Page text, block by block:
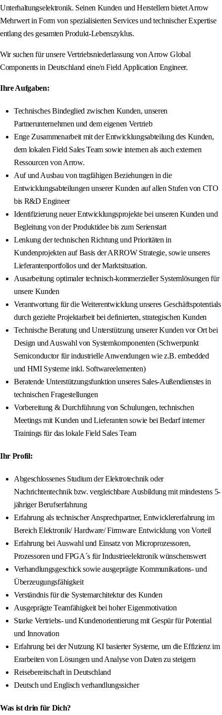
Unterhaltungselektronik. Seinen Kunden und Herstellern bietet Arrow
Mehrwert in Form von spezialisierten Services und technischer Expertise
entlang des gesamten Produkt-Lebenszyklus.
Wir suchen für unsere Vertriebsniederlassung von Arrow Global
Components in Deutschland eine/n Field Application Engineer.
Ihre Aufgaben:
Technisches Bindeglied zwischen Kunden, unseren
Partnerunternehmen und dem eigenen Vertrieb
Enge Zusammenarbeit mit der Entwicklungsabteilung des Kunden,
dem lokalen Field Sales Team sowie internen als auch externen
Ressourcen von Arrow.
Auf und Ausbau von tragfähigen Beziehungen in die
Entwicklungsabteilungen unserer Kunden auf allen Stufen von CTO
bis R&D Engineer
Identifizierung neuer Entwicklungsprojekte bei unseren Kunden und
Begleitung von der Produktidee bis zum Serienstart
Lenkung der technischen Richtung und Prioritäten in
Kundenprojekten auf Basis der ARROW Strategie, sowie unseres
Lieferantenportfolios und der Marktsituation.
Ausarbeitung optimaler technisch-kommerzieller Systemlösungen für
unsere Kunden
Verantwortung für die Weiterentwicklung unseres Geschäftspotentials
durch gezielte Projektarbeit bei definierten, strategischen Kunden
Technische Beratung und Unterstützung unserer Kunden vor Ort bei
Design und Auswahl von Systemkomponenten (Schwerpunkt
Semiconductor für industrielle Anwendungen wie z.B. embedded
und HMI Systeme inkl. Softwareelementen)
Beratende Unterstützungsfunktion unseres Sales-Außendienstes in
technischen Fragestellungen
Vorbereitung & Durchführung von Schulungen, technischen
Meetings mit Kunden und Lieferanten sowie bei Bedarf interner
Trainings für das lokale Field Sales Team
Ihr Profil:
Abgeschlossenes Studium der Elektrotechnik oder
Nachrichtentechnik bzw. vergleichbare Ausbildung mit mindestens 5-
jähriger Berufserfahrung
Erfahrung als technischer Ansprechpartner, Entwicklererfahrung im
Bereich Elektronik/ Hardware/ Firmware Entwicklung von Vorteil
Erfahrung bei Auswahl und Einsatz von Microprozessoren,
Prozessoren und FPGA´s für Industrieelektronik wünschenswert
Verhandlungsgeschick sowie ausgeprägte Kommunikations- und
Überzeugungsfähigkeit
Verständnis für die Systemarchitektur des Kunden
Ausgeprägte Teamfähigkeit bei hoher Eigenmotivation
Starke Vertriebs- und Kundenorientierung mit Gespür für Potential
und Innovation
Erfahrung bei der Nutzung KI basierter Systeme, um die Effizienz im
Erarbeiten von Lösungen und Analyse von Daten zu steigern
Reisebereitschaft in Deutschland
Deutsch und Englisch verhandlungssicher
Was ist drin für Dich?